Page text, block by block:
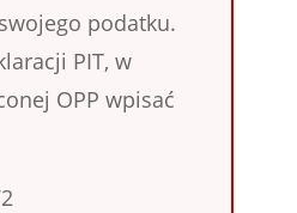
podatku.
PIT, w
OPP wpisać